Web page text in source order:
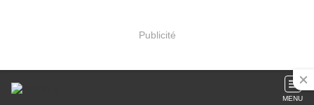
Publicité
MENU